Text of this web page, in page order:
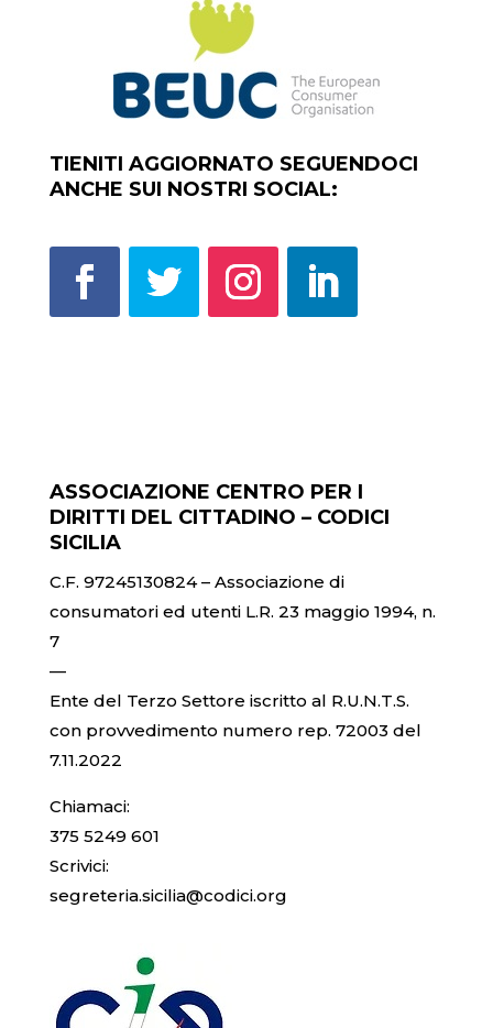
TIENITI AGGIORNATO SEGUENDOCI
ANCHE SUI NOSTRI SOCIAL:
ASSOCIAZIONE CENTRO PER I
DIRITTI DEL CITTADINO – CODICI
SICILIA
C.F. 97245130824 – Associazione di
consumatori ed utenti L.R. 23 maggio 1994, n.
7
—
Ente del Terzo Settore iscritto al R.U.N.T.S.
con provvedimento numero rep. 72003 del
7.11.2022
Chiamaci:
375 5249 601
Scrivici:
segreteria.sicilia@codici.org